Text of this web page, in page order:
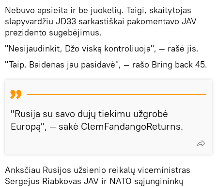
Nebuvo apsieita ir be juokelių. Taigi, skaitytojas
slapyvardžiu JD33 sarkastiškai pakomentavo JAV
prezidento sugebėjimus.
"Nesijaudinkit, Džo viską kontroliuoja", — rašė jis.
"Taip, Baidenas jau pasidavė", — rašo Bring back 45.
"Rusija su savo dujų tiekimu užgrobė
Europą", — sakė ClemFandangoReturns.
Anksčiau Rusijos užsienio reikalų viceministras
Sergejus Riabkovas JAV ir NATO sąjungininkų